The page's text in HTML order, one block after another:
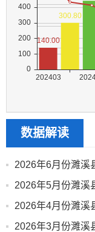
数据解读
2026年6月份濉溪
2026年5月份濉溪
2026年4月份濉溪
2026年3月份濉溪